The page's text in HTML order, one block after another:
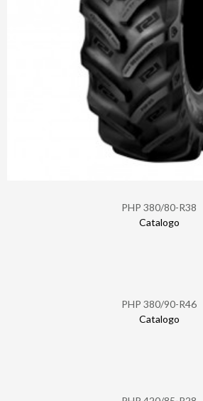
PHP 380/80-R38
Catalogo
PHP 380/90-R46
Catalogo